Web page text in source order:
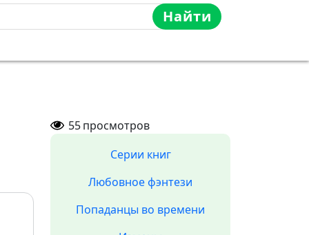
Найти
55просмотров
Серии книг
Любовное фэнтези
Попаданцы во времени